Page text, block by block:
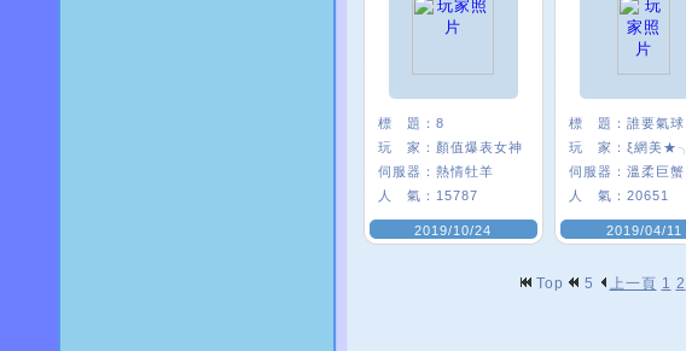
標 題： 8
玩 家： 顏值爆表女神
伺服器： 熱情牡羊
人 氣： 15787
2019/10/24
標 題： 誰要氣球
玩 家： ξ網美★╮
伺服器： 溫柔巨蟹
人 氣： 20651
2019/04/11
Top 5 上一頁 1 2